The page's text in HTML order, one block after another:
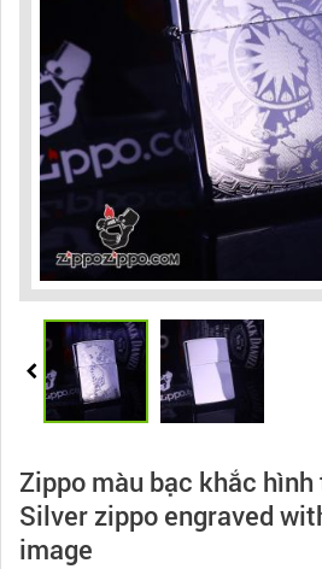
Zippo màu bạc khắc
Silver zippo engraved
image